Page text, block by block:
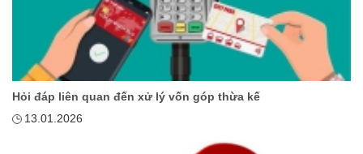
Hỏi đáp liên quan đến xử lý vốn góp thừa kế
13.01.2026